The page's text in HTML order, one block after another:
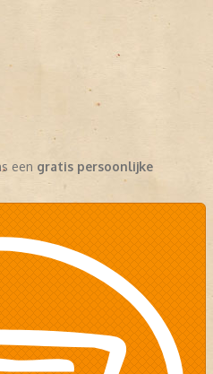
een gratis persoonlijke